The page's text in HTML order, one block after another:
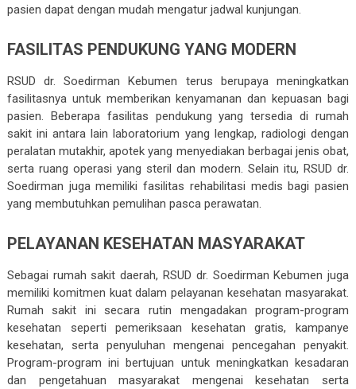
pasien dapat dengan mudah mengatur jadwal kunjungan.
FASILITAS PENDUKUNG YANG MODERN
RSUD dr. Soedirman Kebumen terus berupaya meningkatkan
fasilitasnya untuk memberikan kenyamanan dan kepuasan bagi
pasien. Beberapa fasilitas pendukung yang tersedia di rumah
sakit ini antara lain laboratorium yang lengkap, radiologi dengan
peralatan mutakhir, apotek yang menyediakan berbagai jenis obat,
serta ruang operasi yang steril dan modern. Selain itu, RSUD dr.
Soedirman juga memiliki fasilitas rehabilitasi medis bagi pasien
yang membutuhkan pemulihan pasca perawatan.
PELAYANAN KESEHATAN MASYARAKAT
Sebagai rumah sakit daerah, RSUD dr. Soedirman Kebumen juga
memiliki komitmen kuat dalam pelayanan kesehatan masyarakat.
Rumah sakit ini secara rutin mengadakan program-program
kesehatan seperti pemeriksaan kesehatan gratis, kampanye
kesehatan, serta penyuluhan mengenai pencegahan penyakit.
Program-program ini bertujuan untuk meningkatkan kesadaran
dan pengetahuan masyarakat mengenai kesehatan serta